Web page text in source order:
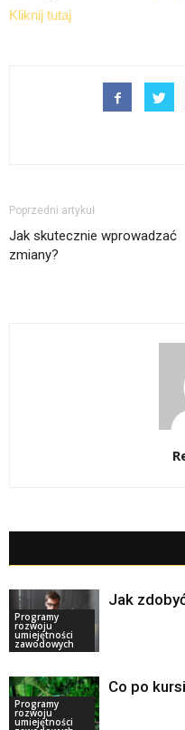
Kliknij tutaj
Poprzedni artykuł
Jak skutecznie wprowadzać
zmiany?
Programy
rozwoju
umiejętności
zawodowych
Jak
Programy
rozwoju
umiejętności
Co po